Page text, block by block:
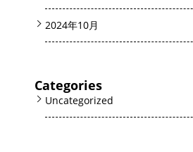
2024年10月
Categories
Uncategorized